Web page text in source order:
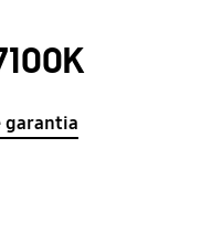
garantia